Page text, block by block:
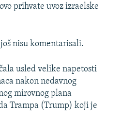
prihvate uvoz izraelske
nisu komentarisali.
usled velike napetosti
nakon nedavnog
mirovnog plana
Trampa (Trump) koji je